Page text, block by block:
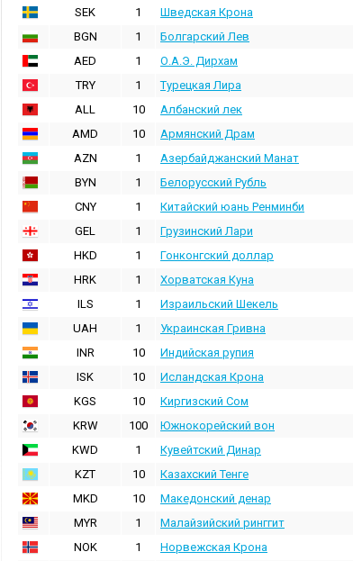
SEK
1 Шведская Крона
BGN
1 Болгарский Лев
AED
1 О.А.Э. Дирхам
TRY
1 Турецкая Лира
ALL
10 Албанский лек
AMD
10 Армянский Драм
AZN
1 Азербайджанский Манат
BYN
1 Белорусский Рубль
CNY
1 Китайский юань Ренминби
GEL
1 Грузинский Лари
HKD
1 Гонконгский доллаp
HRK
1 Хорватская Куна
ILS
1 Израильский Шекель
UAH
1 Украинская Гривна
INR
10 Индийская pупия
ISK
10 Исландская Крона
KGS
10 Киргизский Сом
KRW
100 Южнокорейский вон
KWD
1 Кувейтский Динар
KZT
10 Казахский Тенге
MKD
10 Македонский денар
MYR
1 Малайзийский ринггит
NOK
1 Норвежская Крона